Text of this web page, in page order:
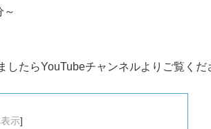
～
たらYouTubeチャンネルよりご覧くだ
示]